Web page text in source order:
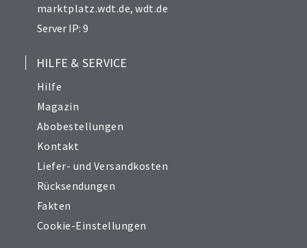
marktplatz.wdt.de,wdt.de
Server IP: 9
HILFE & SERVICE
Hilfe
Magazin
Abobestellungen
Kontakt
Liefer- und Versandkosten
Rücksendungen
Fakten
Cookie-Einstellungen